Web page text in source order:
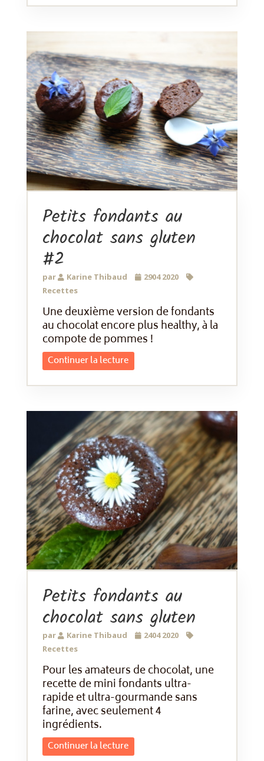
Petits fondants au
chocolat sans gluten
#2
par Karine Thibaud
2904 2020
Recettes
Une deuxième version de fondants
au chocolat encore plus healthy, à la
compote de pommes !
Continuer la lecture
Petits fondants au
chocolat sans gluten
par Karine Thibaud
2404 2020
Recettes
Pour les amateurs de chocolat, une
recette de mini fondants ultra-
rapide et ultra-gourmande sans
farine, avec seulement 4
ingrédients.
Continuer la lecture